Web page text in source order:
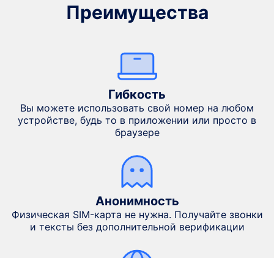
Преимущества
Гибкость
Вы можете использовать свой номер на любом
устройстве, будь то в приложении или просто в
браузере
Анонимность
Физическая SIM-карта не нужна. Получайте звонки
и тексты без дополнительной верификации